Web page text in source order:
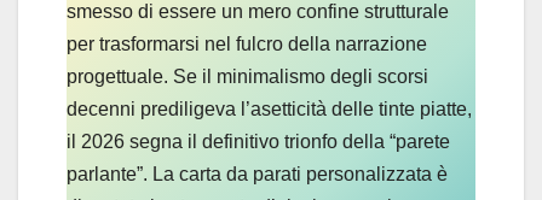
smesso di essere un mero confine strutturale
per trasformarsi nel fulcro della narrazione
progettuale. Se il minimalismo degli scorsi
decenni prediligeva l’asetticità delle tinte piatte,
il 2026 segna il definitivo trionfo della “parete
parlante”. La carta da parati personalizzata è